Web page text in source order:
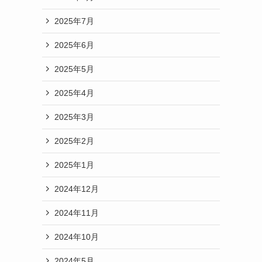
2025年7月
2025年6月
2025年5月
2025年4月
2025年3月
2025年2月
2025年1月
2024年12月
2024年11月
2024年10月